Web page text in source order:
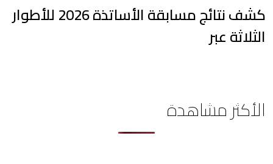
كشف نتائج مسابقة الأساتذة 2026 للأطوار
الثلاثة عبر
الأكثر مشاهدة